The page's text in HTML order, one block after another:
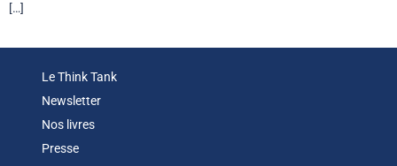
[…]
Le Think Tank
Newsletter
Nos livres
Presse